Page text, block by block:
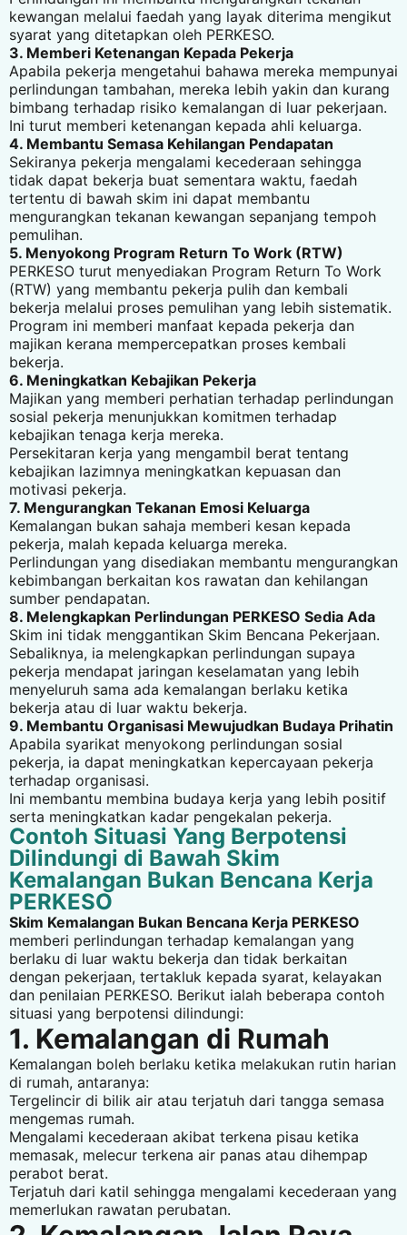
kewangan melalui faedah yang layak diterima mengikut
syarat yang ditetapkan oleh PERKESO.
3. Memberi Ketenangan Kepada Pekerja
Apabila pekerja mengetahui bahawa mereka mempunyai
perlindungan tambahan, mereka lebih yakin dan kurang
bimbang terhadap risiko kemalangan di luar pekerjaan.
Ini turut memberi ketenangan kepada ahli keluarga.
4. Membantu Semasa Kehilangan Pendapatan
Sekiranya pekerja mengalami kecederaan sehingga
tidak dapat bekerja buat sementara waktu, faedah
tertentu di bawah skim ini dapat membantu
mengurangkan tekanan kewangan sepanjang tempoh
pemulihan.
5. Menyokong Program Return To Work (RTW)
PERKESO turut menyediakan Program Return To Work
(RTW) yang membantu pekerja pulih dan kembali
bekerja melalui proses pemulihan yang lebih sistematik.
Program ini memberi manfaat kepada pekerja dan
majikan kerana mempercepatkan proses kembali
bekerja.
6. Meningkatkan Kebajikan Pekerja
Majikan yang memberi perhatian terhadap perlindungan
sosial pekerja menunjukkan komitmen terhadap
kebajikan tenaga kerja mereka.
Persekitaran kerja yang mengambil berat tentang
kebajikan lazimnya meningkatkan kepuasan dan
motivasi pekerja.
7. Mengurangkan Tekanan Emosi Keluarga
Kemalangan bukan sahaja memberi kesan kepada
pekerja, malah kepada keluarga mereka.
Perlindungan yang disediakan membantu mengurangkan
kebimbangan berkaitan kos rawatan dan kehilangan
sumber pendapatan.
8. Melengkapkan Perlindungan PERKESO Sedia Ada
Skim ini tidak menggantikan Skim Bencana Pekerjaan.
Sebaliknya, ia melengkapkan perlindungan supaya
pekerja mendapat jaringan keselamatan yang lebih
menyeluruh sama ada kemalangan berlaku ketika
bekerja atau di luar waktu bekerja.
9. Membantu Organisasi Mewujudkan Budaya Prihatin
Apabila syarikat menyokong perlindungan sosial
pekerja, ia dapat meningkatkan kepercayaan pekerja
terhadap organisasi.
Ini membantu membina budaya kerja yang lebih positif
serta meningkatkan kadar pengekalan pekerja.
Contoh Situasi Yang Berpotensi
Dilindungi di Bawah Skim
Kemalangan Bukan Bencana Kerja
PERKESO
Skim Kemalangan Bukan Bencana Kerja PERKESO
memberi perlindungan terhadap kemalangan yang
berlaku di luar waktu bekerja dan tidak berkaitan
dengan pekerjaan, tertakluk kepada syarat, kelayakan
dan penilaian PERKESO. Berikut ialah beberapa contoh
situasi yang berpotensi dilindungi:
1. Kemalangan di Rumah
Kemalangan boleh berlaku ketika melakukan rutin harian
di rumah, antaranya:
Tergelincir di bilik air atau terjatuh dari tangga semasa
mengemas rumah.
Mengalami kecederaan akibat terkena pisau ketika
memasak, melecur terkena air panas atau dihempap
perabot berat.
Terjatuh dari katil sehingga mengalami kecederaan yang
memerlukan rawatan perubatan.